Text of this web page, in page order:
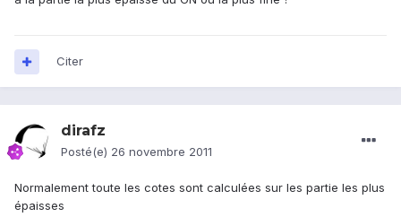
Citer
dirafz
Posté(e) 26 novembre 2011
Normalement toute les cotes sont calculées sur les partie les plus
épaisses